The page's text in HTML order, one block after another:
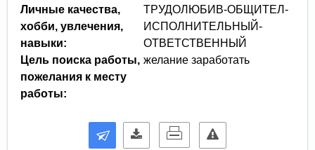
Личные качества,
хобби, увлечения,
навыки:
ТРУДОЛЮБИВ-ОБЩИТЕЛ-
ИСПОЛНИТЕЛЬНЫЙ-
ОТВЕТСТВЕННЫЙ
Цель поиска работы,
пожелания к месту
работы:
желание заработать